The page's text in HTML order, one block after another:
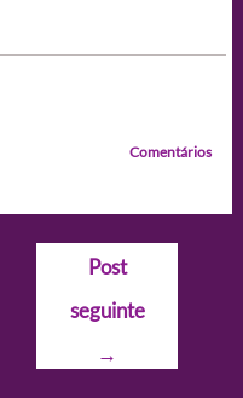
Comentários
Post
seguinte
→